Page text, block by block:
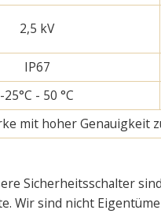
2,5 kV
IP67
-25°C - 50 °C
mit hoher Genauigkeit
Sicherheitsschalter
Wir sind nicht